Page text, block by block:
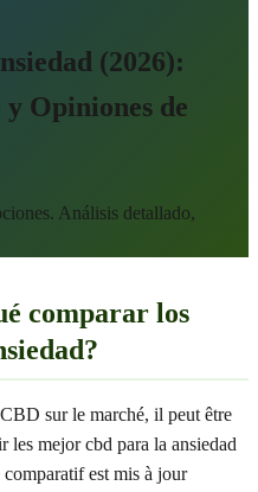
(2026):
Opiniones de
Análisis detallado,
comparar los
sur le marché, il peut être
mejor cbd para la ansiedad
comparatif est mis à jour